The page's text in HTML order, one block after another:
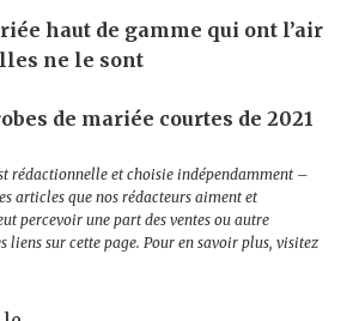
haut de gamme qui ont l’air
ne le sont
de mariée courtes de 2021
rédactionnelle et choisie indépendamment –
articles que nos rédacteurs aiment et
percevoir une part des ventes ou autre
liens sur cette page. Pour en savoir plus, visitez